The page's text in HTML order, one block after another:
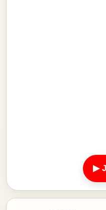
▶